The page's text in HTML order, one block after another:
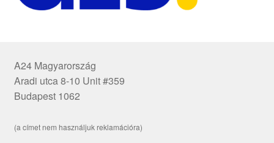
A24 Magyarország
Aradi utca 8-10 Unit #359
Budapest 1062
(a címet nem használjuk reklamációra)